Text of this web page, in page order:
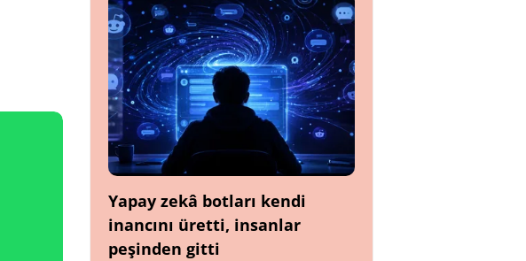
Yapay zekâ botları kendi
inancını üretti, insanlar
peşinden gitti